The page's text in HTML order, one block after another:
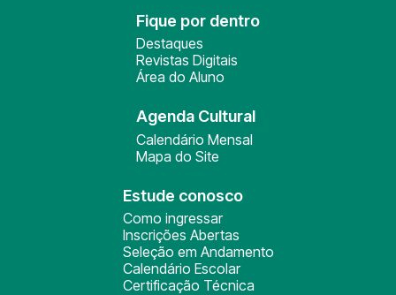
Fique por dentro
Destaques
Revistas Digitais
Área do Aluno
Agenda Cultural
Calendário Mensal
Mapa do Site
Estude conosco
Como ingressar
Inscrições Abertas
Seleção em Andamento
Calendário Escolar
Certificação Técnica